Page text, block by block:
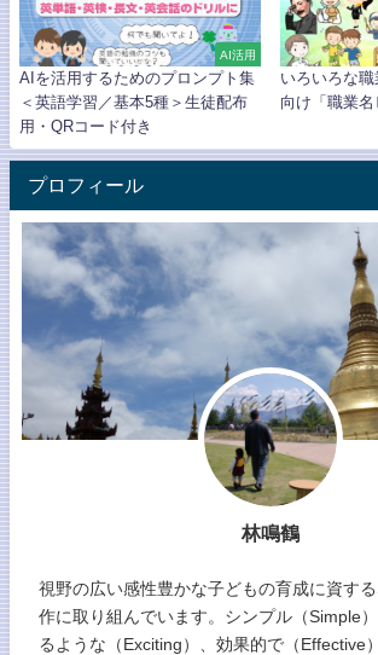
AI活用
AIを活用するためのプロンプト集
＜英語学習／基本5種＞生徒配布
用・QRコード付き
いろいろな
向け「職業名
プロフィール
林鳴鶴
視野の広い感性豊かな子どもの育成に資す
作に取り組んでいます。シンプル（Simple
るような（Exciting）、効果的で（Effective